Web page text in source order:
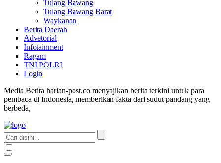
Tulang Bawang
Tulang Bawang Barat
Waykanan
Berita Daerah
Advetorial
Infotainment
Ragam
TNI POLRI
Login
Media Berita harian-post.co menyajikan berita terkini untuk para
pembaca di Indonesia, memberikan fakta dari sudut pandang yang
berbeda,